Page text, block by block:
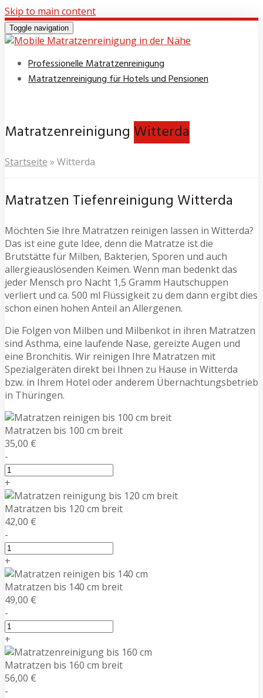
Skip to main content
Toggle navigation
Professionelle Matratzenreinigung
Matratzenreinigung für Hotels und Pensionen
Matratzenreinigung Witterda
Startseite » Witterda
Matratzen Tiefenreinigung Witterda
Möchten Sie Ihre Matratzen reinigen lassen in Witterda?
Das ist eine gute Idee, denn die Matratze ist die
Brutstätte für Milben, Bakterien, Sporen und auch
allergieauslösenden Keimen. Wenn man bedenkt das
jeder Mensch pro Nacht 1,5 Gramm Hautschuppen
verliert und ca. 500 ml Flüssigkeit zu dem dann ergibt dies
schon einen hohen Anteil an Allergenen.
Die Folgen von Milben und Milbenkot in ihren Matratzen
sind Asthma, eine laufende Nase, gereizte Augen und
eine Bronchitis. Wir reinigen Ihre Matratzen mit
Spezialgeräten direkt bei Ihnen zu Hause in Witterda
bzw. in Ihrem Hotel oder anderem Übernachtungsbetrieb
in Thüringen.
Matratzen bis 100 cm breit
35,00 €
-
+
Matratzen bis 120 cm breit
42,00 €
-
+
Matratzen bis 140 cm breit
49,00 €
-
+
Matratzen bis 160 cm breit
56,00 €
-